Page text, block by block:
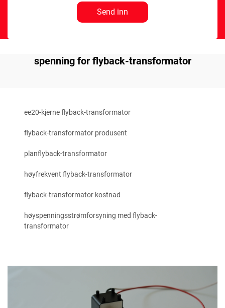
Send inn
spenning for flyback-transformator
ee20-kjerne flyback-transformator
flyback-transformator produsent
planflyback-transformator
høyfrekvent flyback-transformator
flyback-transformator kostnad
høyspenningsstrømforsyning med flyback-
transformator